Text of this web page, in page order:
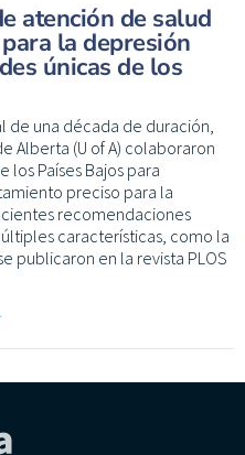
atención de salud
la depresión
únicas de los
de una década de duración,
Alberta (U of A) colaboraron
los Países Bajos para
preciso para la
recomendaciones
características, como la
publicaron en la revista PLOS